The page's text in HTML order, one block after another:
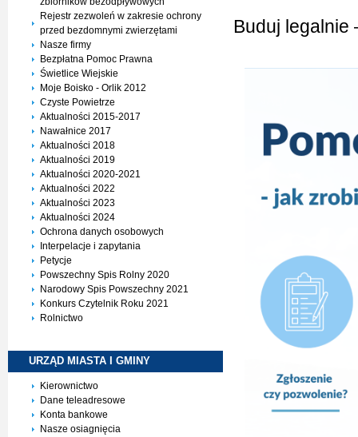
Rejestr zezwoleń w zakresie ochrony
przed bezdomnymi zwierzętami
Nasze firmy
Bezpłatna Pomoc Prawna
Świetlice Wiejskie
Moje Boisko - Orlik 2012
Czyste Powietrze
Aktualności 2015-2017
Nawałnice 2017
Aktualności 2018
Aktualności 2019
Aktualności 2020-2021
Aktualności 2022
Aktualności 2023
Aktualności 2024
Ochrona danych osobowych
Interpelacje i zapytania
Petycje
Powszechny Spis Rolny 2020
Narodowy Spis Powszechny 2021
Konkurs Czytelnik Roku 2021
Rolnictwo
URZĄD MIASTA I GMINY
Kierownictwo
Dane teleadresowe
Konta bankowe
Nasze osiagnięcia
Buduj legalnie